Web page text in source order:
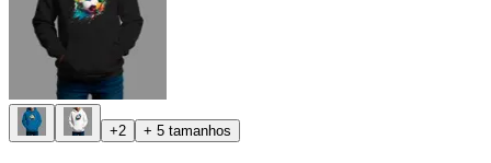
+2 + 5 tamanhos